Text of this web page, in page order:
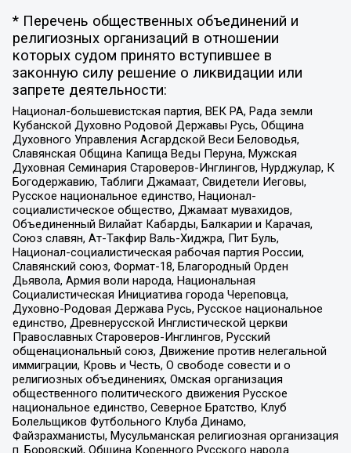
* Перечень общественных объединений и
религиозных организаций в отношении
которых судом принято вступившее в
законную силу решение о ликвидации или
запрете деятельности:
Национал-большевистская партия, ВЕК РА, Рада земли
Кубанской Духовно Родовой Державы Русь, Община
Духовного Управления Асгардской Веси Беловодья,
Славянская Община Капища Веды Перуна, Мужская
Духовная Семинария Староверов-Инглингов, Нурджулар, К
Богодержавию, Таблиги Джамаат, Свидетели Иеговы,
Русское национальное единство, Национал-
социалистическое общество, Джамаат мувахидов,
Объединенный Вилайат Кабарды, Балкарии и Карачая,
Союз славян, Ат-Такфир Валь-Хиджра, Пит Буль,
Национал-социалистическая рабочая партия России,
Славянский союз, Формат-18, Благородный Орден
Дьявола, Армия воли народа, Национальная
Социалистическая Инициатива города Череповца,
Духовно-Родовая Держава Русь, Русское национальное
единство, Древнерусской Инглистической церкви
Православных Староверов-Инглингов, Русский
общенациональный союз, Движение против нелегальной
иммиграции, Кровь и Честь, О свободе совести и о
религиозных объединениях, Омская организация
общественного политического движения Русское
национальное единство, Северное Братство, Клуб
Болельщиков Футбольного Клуба Динамо,
Файзрахманисты, Мусульманская религиозная организация